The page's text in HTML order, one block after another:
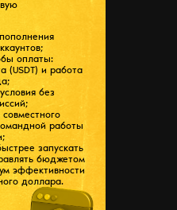
оплаты:
(USDT) и работа
без
работы
запускать
бюджетом
эффективности
доллара.